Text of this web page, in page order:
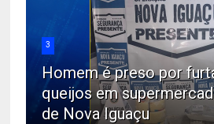
3
Homem é preso por
queijos em
de Nova Iguaçu